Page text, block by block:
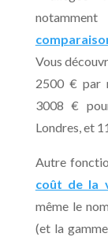
Vous
2500 € par
3008 €
Londres, et
Autre
coût de la
même le
(et la